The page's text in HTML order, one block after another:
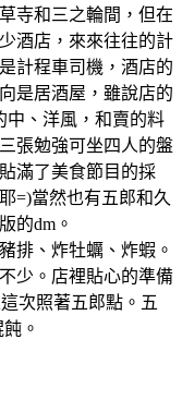
寺和三之輪間，但在
酒店，來來往往的計
計程車司機，酒店的
是居酒屋，雖說店的
中、洋風，和賣的料
張勉強可坐四人的盤
滿了美食節目的採
=)當然也有五郎和久
的dm。
排、炸牡蠣、炸蝦。
少。店裡貼心的準備
次照著五郎點。五
。